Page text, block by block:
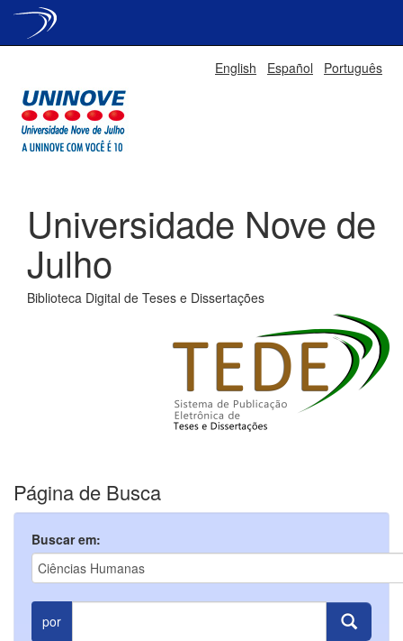
English Español Português
Universidade Nove de
Julho
Biblioteca Digital de Teses e Dissertações
Página de Busca
Buscar em:
por